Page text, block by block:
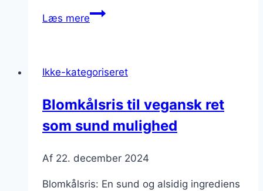
Læs mereBlomkålsris
dietter
Ikke-kategoriseret
Blomkålsris til vegansk ret
som sund mulighed
Af 22. december 2024
Blomkålsris: En sund og alsidig ingrediens